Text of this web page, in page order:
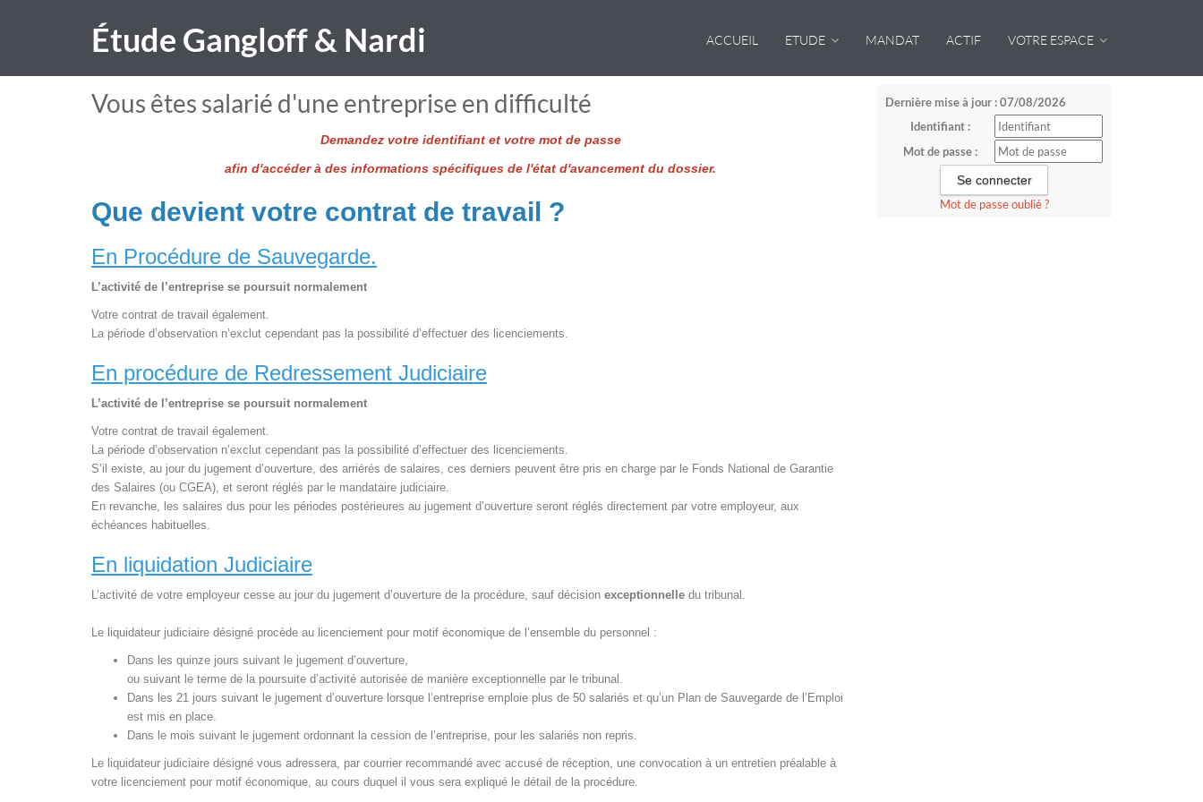
Étude Gangloff & Nardi ACCUEIL ETUDE MANDAT ACTIF VOTRE ESPACE
Dernière mise à jour : 07/08/2026
Identifiant :
Mot de passe :
Mot de passe oublié ?
Vous êtes salarié d'une entreprise en difficulté
Demandez votre identifiant et votre mot de passe
afin d'accéder à des informations spécifiques de l'état d'avancement du dossier.
Que devient votre contrat de travail ?
En Procédure de Sauvegarde.
L’activité de l’entreprise se poursuit normalement
Votre contrat de travail également.
La période d’observation n’exclut cependant pas la possibilité d’effectuer des licenciements.
En procédure de Redressement Judiciaire
L’activité de l’entreprise se poursuit normalement
Votre contrat de travail également.
La période d’observation n’exclut cependant pas la possibilité d’effectuer des licenciements.
S’il existe, au jour du jugement d’ouverture, des arriérés de salaires, ces derniers peuvent être pris en charge par le Fonds National de Garantie
des Salaires (ou CGEA), et seront réglés par le mandataire judiciaire.
En revanche, les salaires dus pour les périodes postérieures au jugement d’ouverture seront réglés directement par votre employeur, aux
échéances habituelles.
En liquidation Judiciaire
L’activité de votre employeur cesse au jour du jugement d’ouverture de la procédure, sauf décision exceptionnelle du tribunal.
Le liquidateur judiciaire désigné procède au licenciement pour motif économique de l’ensemble du personnel :
Dans les quinze jours suivant le jugement d’ouverture,
ou suivant le terme de la poursuite d’activité autorisée de manière exceptionnelle par le tribunal.
Dans les 21 jours suivant le jugement d’ouverture lorsque l’entreprise emploie plus de 50 salariés et qu’un Plan de Sauvegarde de l’Emploi
est mis en place.
Dans le mois suivant le jugement ordonnant la cession de l’entreprise, pour les salariés non repris.
Le liquidateur judiciaire désigné vous adressera, par courrier recommandé avec accusé de réception, une convocation à un entretien préalable à
votre licenciement pour motif économique, au cours duquel il vous sera expliqué le détail de la procédure.